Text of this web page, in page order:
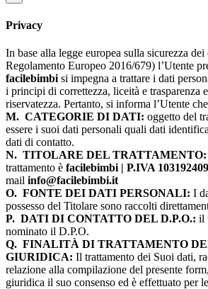
Privacy
In base alla legge europea sulla sicurezza
Regolamento Europeo 2016/679) l’Utente
facilebimbi si impegna a trattare i dati
i principi di correttezza, liceità e trasparenza
riservatezza. Pertanto, si informa l’Utente
M. CATEGORIE DI DATI: oggetto del
essere i suoi dati personali quali dati
dati di contatto.
N. TITOLARE DEL TRATTAMENTO:
trattamento è facilebimbi | P.IVA
mail info@facilebimbi.it
O. FONTE DEI DATI PERSONALI: I
possesso del Titolare sono raccolti
P. DATI DI CONTATTO DEL D.P.O.: il
nominato il D.P.O.
Q. FINALITÀ DI TRATTAMENTO
GIURIDICA: Il trattamento dei Suoi dati,
relazione alla compilazione del presente
giuridica il suo consenso ed è effettuato per